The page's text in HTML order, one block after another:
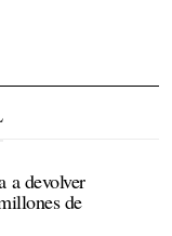
a devolver
de